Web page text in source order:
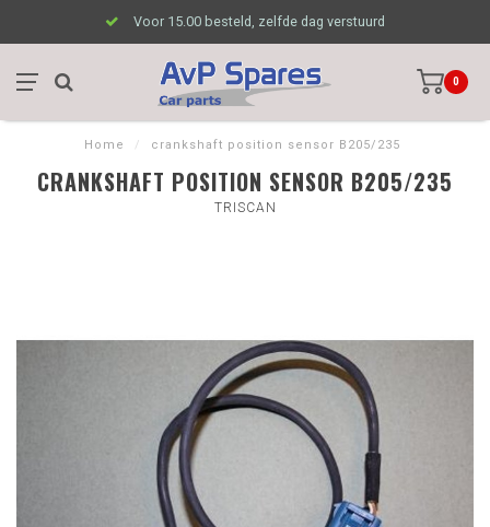
Voor 15.00 besteld, zelfde dag verstuurd
0
Home / crankshaft position sensor B205/235
CRANKSHAFT POSITION SENSOR B205/235
TRISCAN